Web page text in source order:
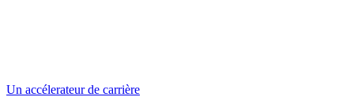
Un accélerateur de carrière